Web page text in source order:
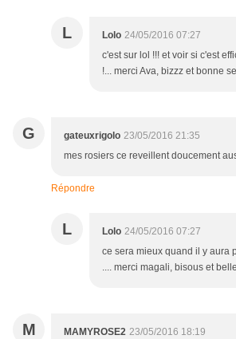
L Lolo 24/05/2016 07:27
c'est sur lol !!! et voir si c'est
!... merci Ava, bizzz et bonne
G gateuxrigolo 23/05/2016 21:35
mes rosiers ce reveillent doucement
Répondre
L Lolo 24/05/2016 07:27
ce sera mieux quand il y aura
.... merci magali, bisous et
M MAMYROSE2 23/05/2016 18:19